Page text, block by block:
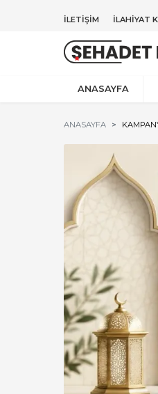
İLETIŞIM İLAHIYAT
ANASAYFA
ANASAYFA